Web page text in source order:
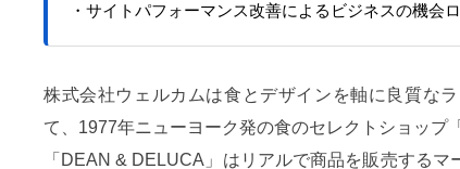
・サイトパフォーマンス改善によるビジネスの機会
株式会社ウェルカムは食とデザインを軸に良質な
て、1977年ニューヨーク発の食のセレクトショップ
「DEAN & DELUCA」はリアルで商品を販売する